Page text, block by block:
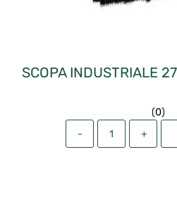
SCOPA INDUSTRIALE
(0)